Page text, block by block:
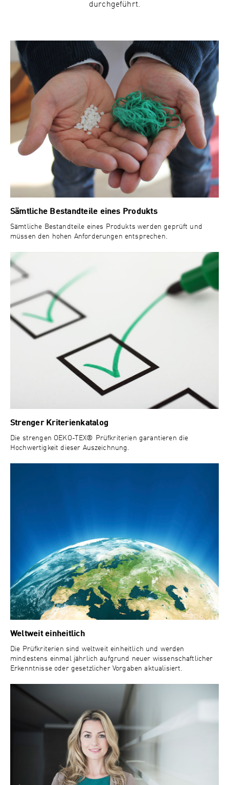
durchgeführt.
Sämtliche Bestandteile eines Produkts
Sämtliche Bestandteile eines Produkts werden geprüft und
müssen den hohen Anforderungen entsprechen.
Strenger Kriterienkatalog
Die strengen OEKO-TEX® Prüfkriterien garantieren die
Hochwertigkeit dieser Auszeichnung.
Weltweit einheitlich
Die Prüfkriterien sind weltweit einheitlich und werden
mindestens einmal jährlich aufgrund neuer wissenschaftlicher
Erkenntnisse oder gesetzlicher Vorgaben aktualisiert.